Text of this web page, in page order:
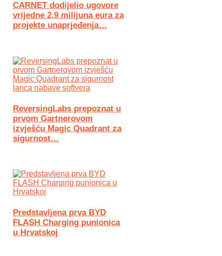
CARNET dodijelio ugovore
vrijedne 2,9 milijuna eura za
projekte unaprjeđenja…
ReversingLabs prepoznat u
prvom Gartnerovom
izvješću Magic Quadrant za
sigurnost…
Predstavljena prva BYD
FLASH Charging punionica
u Hrvatskoj